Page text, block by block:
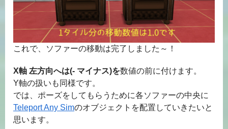
これで、ソファーの移動は完了しました～！
X軸 左方向へは(- マイナス)を数値の前に付けます。
Y軸の扱いも同様です。
では、ポーズをしてもらうために各ソファーの中央に
Teleport Any Simのオブジェクトを配置していきたいと
思います。